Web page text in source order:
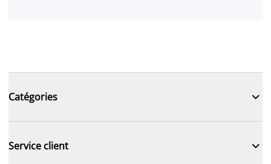
Catégories 
Service client 